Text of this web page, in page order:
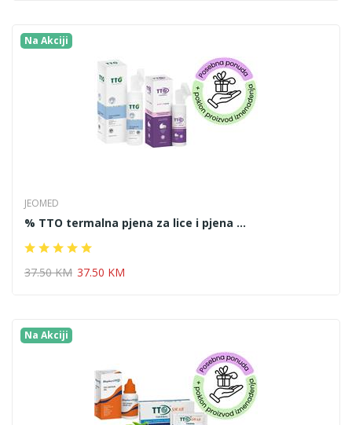
Na Akciji
JEOMED
% TTO termalna pjena za lice i pjena ...
37.50 KM 37.50 KM
Na Akciji